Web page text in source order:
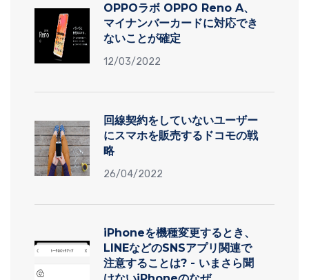
OPPOラボ OPPO Reno A、
マイナンバーカードに対応でき
ないことが確定
12/03/2022
回線契約をしていないユーザー
にスマホを販売するドコモの戦
略
26/04/2022
iPhoneを機種変更するとき、
LINEなどのSNSアプリ関連で
注意することは? - いまさら聞